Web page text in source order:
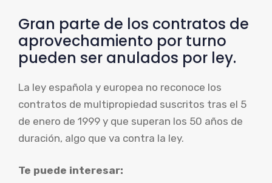
Gran parte de los contratos de
aprovechamiento por turno
pueden ser anulados por ley.
La ley española y europea no reconoce los
contratos de multipropiedad suscritos tras el 5
de enero de 1999 y que superan los 50 años de
duración, algo que va contra la ley.
Te puede interesar: